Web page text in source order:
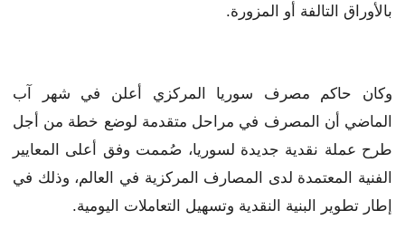
بالأوراق التالفة أو المزورة.
وكان حاكم مصرف سوريا المركزي أعلن في شهر آب
الماضي أن المصرف في مراحل متقدمة لوضع خطة من أجل
طرح عملة نقدية جديدة لسوريا، صُممت وفق أعلى المعايير
الفنية المعتمدة لدى المصارف المركزية في العالم، وذلك في
إطار تطوير البنية النقدية وتسهيل التعاملات اليومية.